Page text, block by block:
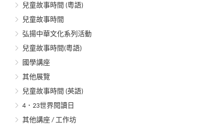
兒童故事時間 (粵語)
兒童故事時間
弘揚中華文化系列活動
兒童故事時間(粵語)
國學講座
其他展覽
兒童故事時間 (英語)
4．23世界閱讀日
其他講座 / 工作坊